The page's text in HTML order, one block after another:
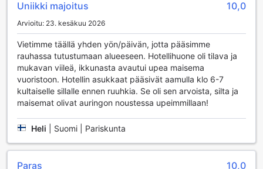
hotellin baarissa tai hemmotella itseäsi rauhoittavassa
kylpylässä, jossa on saatavilla hierontapalveluja, kuuma-
Lisäksi Mercure Danang French Village Bana Hills tarjoaa
hauskoja aktiviteetteja ystävien tai perheen kanssa.
Pelihuoneessa voit haastaa läheisesi erilaisissa peleissä,
kun taas yhteinen oleskelutila ja TV-alue tarjoavat
mukautuvan paikan rentoutua ja nauttia hyvästä seurasta.
Mikäli haluat kokea jotain erityistä, voit myös kokeilla
matkamuistomyymälästä löydät täydelliset muistot
matkastasi, joten viihde ja ostosmahdollisuudet ovat aina
lähelläsi!
Uniikki majoitus 10,0
Arvioitu: 23. kesäkuu 2026
Vietimme täällä yhden yön/päivän, jotta pääsimme
rauhassa tutustumaan alueeseen. Hotellihuone oli tilava ja
mukavan viileä, ikkunasta avautui upea maisema
vuoristoon. Hotellin asukkaat pääsivät aamulla klo 6-7
kultaiselle sillalle ennen ruuhkia. Se oli sen arvoista, silta ja
maisemat olivat auringon noustessa upeimmillaan!
Heli Suomi | Pariskunta
Paras 10,0